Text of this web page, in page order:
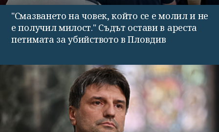
"Смазването на човек, който се е молил и не
е получил милост." Съдът остави в ареста
петимата за убийството в Пловдив